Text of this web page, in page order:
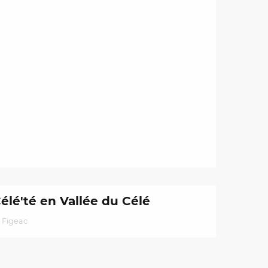
en Vallée du Célé
Figeac